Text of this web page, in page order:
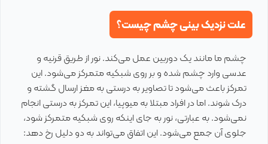
علت نزدیک بینی چشم چیست؟
چشم ما مانند یک دوربین عمل می‌کند. نور از طریق قرنیه و
عدسی وارد چشم شده و بر روی شبکیه متمرکز می‌شود. این
تمرکز باعث می‌شود تا تصاویر به درستی به مغز ارسال گشته و
درک شوند. اما در افراد مبتلا به میوپیا، این تمرکز به درستی انجام
نمی‌شود. به عبارتی، نور به جای اینکه روی شبکیه متمرکز شود،
جلوی آن جمع می‌شود. این اتفاق می‌تواند به دو دلیل رخ دهد: